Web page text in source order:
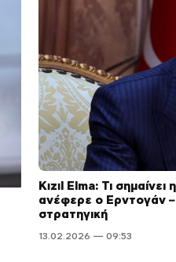
Kızıl Elma: Τι σημαίνει
ανέφερε ο Ερντογάν
στρατηγική
13.02.2026 — 09:53